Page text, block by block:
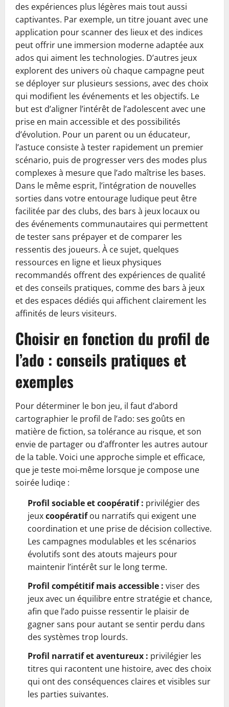
des expériences plus légères mais tout aussi
captivantes. Par exemple, un titre jouant avec une
application pour scanner des lieux et des indices
peut offrir une immersion moderne adaptée aux
ados qui aiment les technologies. D’autres jeux
explorent des univers où chaque campagne peut
se déployer sur plusieurs sessions, avec des choix
qui modifient les événements et les objectifs. Le
but est d’aligner l’intérêt de l’adolescent avec une
prise en main accessible et des possibilités
d’évolution. Pour un parent ou un éducateur,
l’astuce consiste à tester rapidement un premier
scénario, puis de progresser vers des modes plus
complexes à mesure que l’ado maîtrise les bases.
Dans le même esprit, l’intégration de nouvelles
sorties dans votre entourage ludique peut être
facilitée par des clubs, des bars à jeux locaux ou
des événements communautaires qui permettent
de tester sans prépayer et de comparer les
ressentis des joueurs. À ce sujet, quelques
ressources en ligne et lieux physiques
recommandés offrent des expériences de qualité
et des conseils pratiques, comme des bars à jeux
et des espaces dédiés qui affichent clairement les
affinités de leurs visiteurs.
Choisir en fonction du profil de
l’ado : conseils pratiques et
exemples
Pour déterminer le bon jeu, il faut d’abord
cartographier le profil de l’ado: ses goûts en
matière de fiction, sa tolérance au risque, et son
envie de partager ou d’affronter les autres autour
de la table. Voici une approche simple et efficace,
que je teste moi-même lorsque je compose une
soirée ludiqe :
Profil sociable et coopératif : privilégier des
jeuxcoopératifou narratifs qui exigent une
coordination et une prise de décision collective.
Les campagnes modulables et les scénarios
évolutifs sont des atouts majeurs pour
maintenir l’intérêt sur le long terme.
Profil compétitif mais accessible : viser des
jeux avec un équilibre entre stratégie et chance,
afin que l’ado puisse ressentir le plaisir de
gagner sans pour autant se sentir perdu dans
des systèmes trop lourds.
Profil narratif et aventureux : privilégier les
titres qui racontent une histoire, avec des choix
qui ont des conséquences claires et visibles sur
les parties suivantes.